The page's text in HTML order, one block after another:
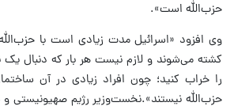
حزب‌الله است».
وی افزود «اسرائیل مدت زیادی است با
کشته می‌شوند و لازم نیست هر بار که دنبال یک
را خراب کنید؛ چون افراد زیادی در آن
حزب‌الله نیستند».نخست‌وزیر رژیم صهیونیستی و